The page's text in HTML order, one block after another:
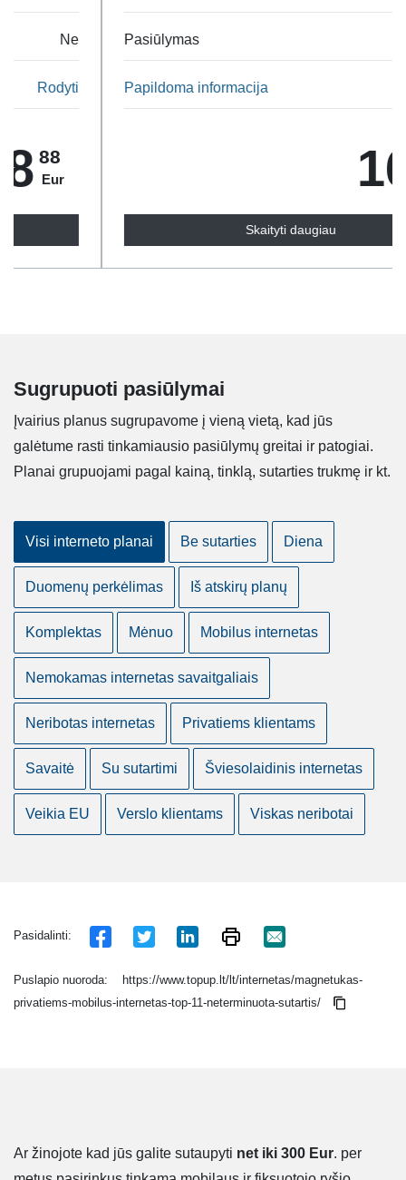
Pasiūlymas
Papildoma informacija
Skaityti daugiau
Sugrupuoti pasiūlymai
Įvairius planus sugrupavome į vieną vietą, kad jūs
galėtume rasti tinkamiausio pasiūlymų greitai ir patogiai.
Planai grupuojami pagal kainą, tinklą, sutarties trukmę ir kt.
Visi interneto planai Be sutarties Diena
Duomenų perkėlimas Iš atskirų planų
Komplektas Mėnuo Mobilus internetas
Nemokamas internetas savaitgaliais
Neribotas internetas Privatiems klientams
Savaitė Su sutartimi Šviesolaidinis internetas
Veikia EU Verslo klientams Viskas neribotai
Pasidalinti:
Puslapio nuoroda:
https://www.topup.lt/lt/internetas/magnetukas-
privatiems-mobilus-internetas-top-11-neterminuota-sutartis/
Ar žinojote kad jūs galite sutaupyti net iki 300 Eur. per